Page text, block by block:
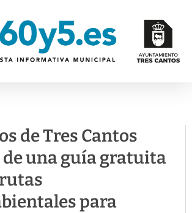
de Tres Cantos
una guía gratuita
para